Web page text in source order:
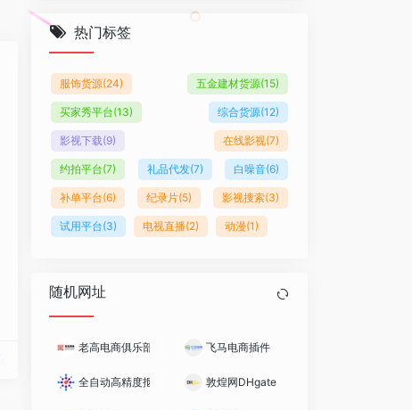
热门标签
服饰货源(24) 五金建材货源(15)
买家秀平台(13) 综合货源(12)
影视下载(9) 在线影视(7)
约拍平台(7) 礼品代发(7) 白噪音(6)
补单平台(6) 纪录片(5) 影视搜索(3)
试用平台(3) 电视直播(2) 动漫(1)
随机网址
老高电商俱乐部 飞马电商插件
全自动高精度抠图 – 阿里妈妈敦煌网DHgate